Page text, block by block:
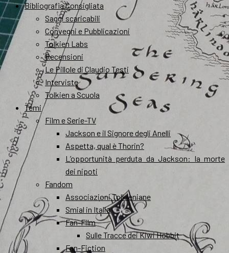
Bibliografia Consigliata
Saggi scaricabili
Convegni e Pubblicazioni
Tolkien Labs
Recensioni
Le Pillole di Claudio Testi
Interviste
Tolkien a Scuola
Temi
Film e Serie-TV
Jackson e il Signore degli Anelli
Aspetta, qual è Thorin?
L’opportunità perduta da Jackson: la morte
dei nipoti
Fandom
Associazioni Tolkieniane
Smial in Italia
Fan-Film
Sulle Tracce dei Kiwi Hobbit
Fan-Fiction